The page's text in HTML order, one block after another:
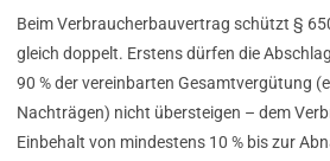
Beim Verbraucherbauvertrag schützt §
gleich doppelt. Erstens dürfen die
90 % der vereinbarten Gesamtvergütung
Nachträgen) nicht übersteigen – dem
Einbehalt von mindestens 10 % bis zur